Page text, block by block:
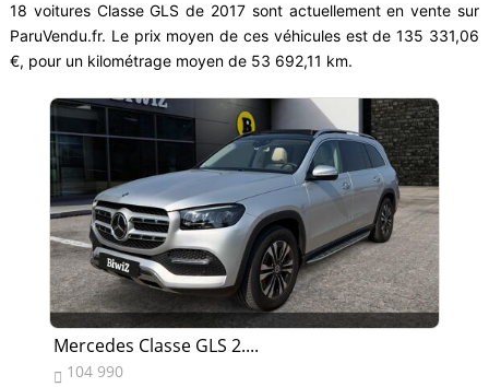
18 voitures Classe GLS de 2017 sont actuellement en vente sur
ParuVendu.fr. Le prix moyen de ces véhicules est de 135 331,06
€, pour un kilométrage moyen de 53 692,11 km.
Mercedes Classe GLS 2....
 104 990